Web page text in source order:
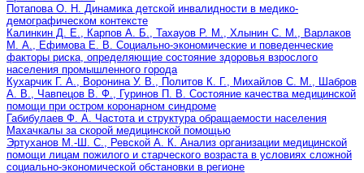
Потапова О. Н. Динамика детской инвалидности в медико-
демографическом контексте
Калинкин Д. Е., Карпов А. Б., Тахауов Р. М., Хлынин С. М., Варлаков
М. А., Ефимова Е. В. Социально-экономические и поведенческие
факторы риска, определяющие состояние здоровья взрослого
населения промышленного города
Кухарчик Г. А., Воронина У. В., Политов К. Г., Михайлов С. М., Шабров
А. В., Чавпецов В. Ф., Гуринов П. В. Состояние качества медицинской
помощи при остром коронарном синдроме
Габибулаев Ф. А. Частота и структура обращаемости населения
Махачкалы за скорой медицинской помощью
Эртуханов М.-Ш. С., Ревской А. К. Анализ организации медицинской
помощи лицам пожилого и старческого возраста в условиях сложной
социально-экономической обстановки в регионе